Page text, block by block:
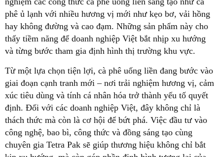
phê ủ lạnh với nhiều hương vị mới như kẹo bơ, vải hồng
hay không đường và cao đạm. Những sản phẩm này cho
thấy tiềm năng để doanh nghiệp Việt bắt nhịp xu hướng
và từng bước tham gia định hình thị trường khu vực.
Từ một lựa chọn tiện lợi, cà phê uống liền đang bước vào
giai đoạn cạnh tranh mới – nơi trải nghiệm hương vị, cảm
xúc tiêu dùng và tính cá nhân hóa trở thành yếu tố quyết
định. Đối với các doanh nghiệp Việt, đây không chỉ là
thách thức mà còn là cơ hội để bứt phá. Việc đầu tư vào
công nghệ, bao bì, công thức và đồng sáng tạo cùng
chuyên gia Tetra Pak sẽ giúp thương hiệu không chỉ bắt